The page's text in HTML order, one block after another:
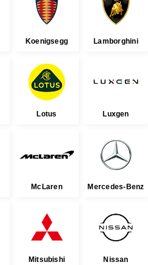
Koenigsegg Lamborghini
Lotus Luxgen
McLaren Mercedes-Benz
Mitsubishi Nissan